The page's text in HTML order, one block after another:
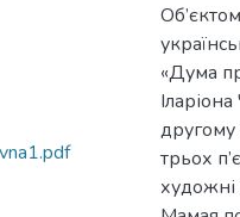
«Дума
другому
трьох
художні